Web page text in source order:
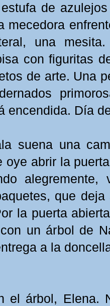
de
mecedora
una
con figuritas
de arte. Una
encendida. Día
suena una
oye abrir la
que
la puerta
un árbol de
a la
el árbol, Elena.